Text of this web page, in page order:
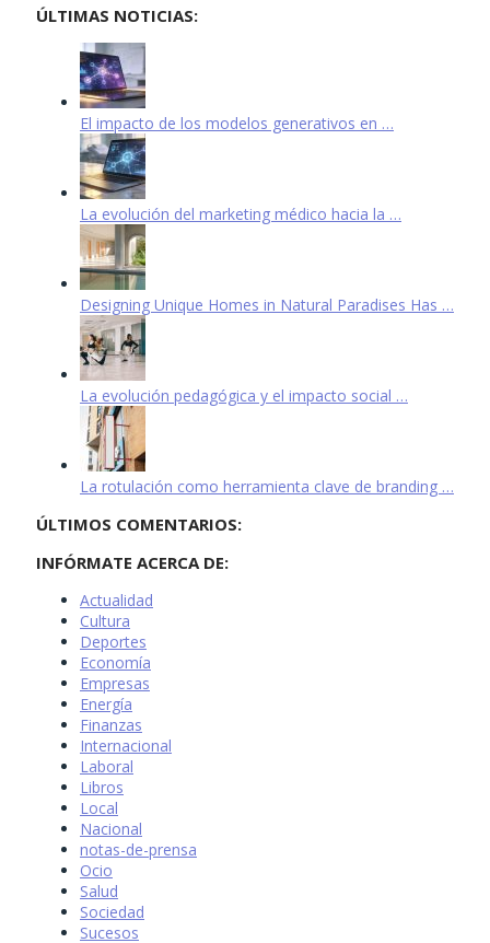
ÚLTIMAS NOTICIAS:
El impacto de los modelos generativos en …
La evolución del marketing médico hacia la …
Designing Unique Homes in Natural Paradises Has …
La evolución pedagógica y el impacto social …
La rotulación como herramienta clave de branding …
ÚLTIMOS COMENTARIOS:
INFÓRMATE ACERCA DE:
Actualidad
Cultura
Deportes
Economía
Empresas
Energía
Finanzas
Internacional
Laboral
Libros
Local
Nacional
notas-de-prensa
Ocio
Salud
Sociedad
Sucesos